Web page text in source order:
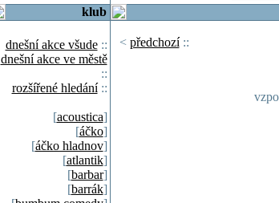
klub
dnešní akce všude::
dnešní akce ve městě
::
rozšířené hledání::
[acoustica]
[áčko]
[áčko hladnov]
[atlantik]
[barbar]
[barrák]
< předchozí::